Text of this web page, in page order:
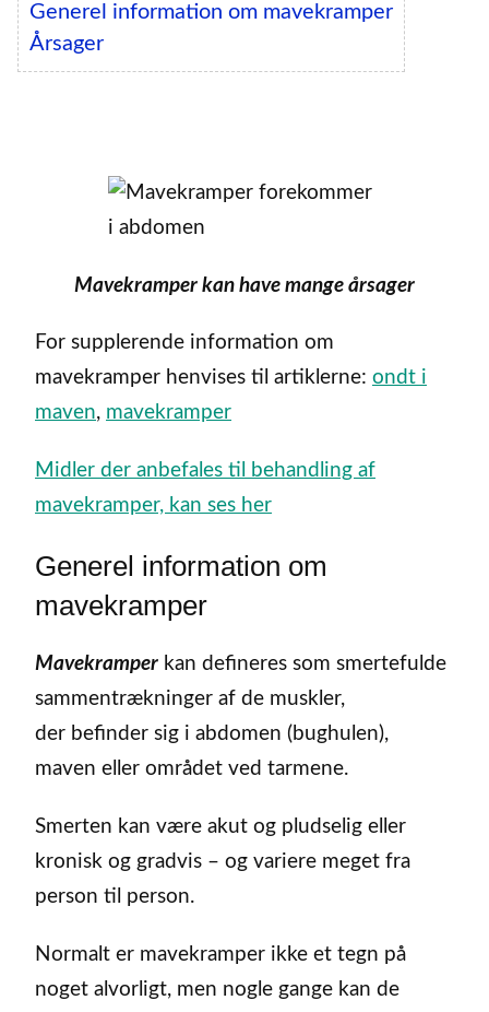
Generel information om mavekramper
Årsager
Mavekramper kan have mange årsager
For supplerende information om
mavekramper henvises til artiklerne: ondt i
maven, mavekramper
Midler der anbefales til behandling af
mavekramper, kan ses her
Generel information om
mavekramper
Mavekramper kan defineres som smertefulde
sammentrækninger af de muskler,
der befinder sig i abdomen (bughulen),
maven eller området ved tarmene.
Smerten kan være akut og pludselig eller
kronisk og gradvis – og variere meget fra
person til person.
Normalt er mavekramper ikke et tegn på
noget alvorligt, men nogle gange kan de